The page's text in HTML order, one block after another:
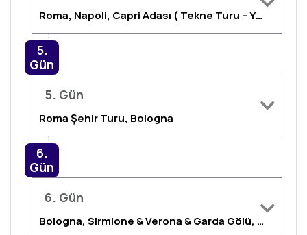
Roma, Napoli, Capri Adası ( Tekne Turu – Yüzme Molası ), Napoli, Roma
5.
Gün
5. Gün
Roma Şehir Turu, Bologna
6.
Gün
6. Gün
Bologna, Sirmione & Verona & Garda Gölü, Venedik